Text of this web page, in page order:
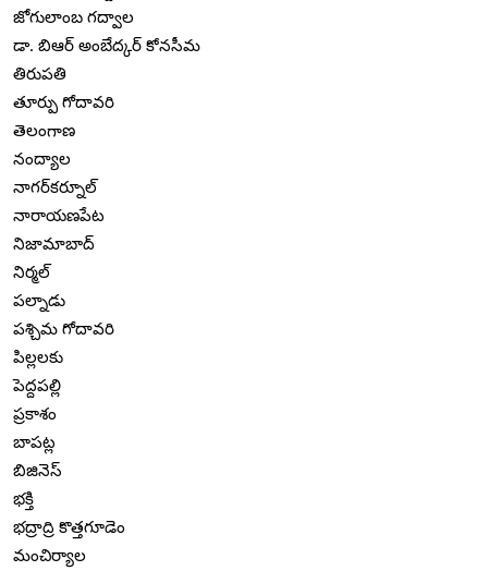
జోగులాంబ గద్వాల
డా. బిఆర్ అంబేద్కర్ కోనసీమ
తిరుపతి
తూర్పు గోదావరి
తెలంగాణ
నంద్యాల
నాగర్‌కర్నూల్
నారాయణపేట
నిజామాబాద్
నిర్మల్
పల్నాడు
పశ్చిమ గోదావరి
పిల్లలకు
పెద్దపల్లి
ప్రకాశం
బాపట్ల
బిజినెస్
భక్తి
భద్రాద్రి కొత్తగూడెం
మంచిర్యాల